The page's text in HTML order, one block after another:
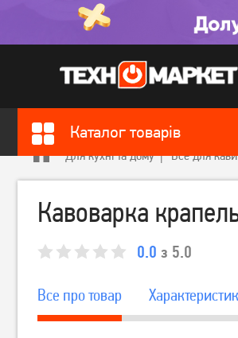
Каталог товарів
Для кухні та дому Все для кави
Кавоварка
0.0 з 5.0
Все про товар